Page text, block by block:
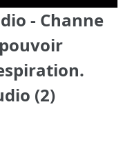
- Channe
(2)